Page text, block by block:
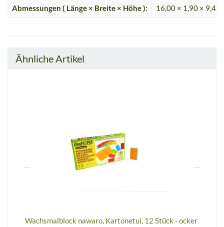
Abmessungen ( Länge × Breite × Höhe ): 16,00 × 1,90 × 9,40
Ähnliche Artikel
Wachsmalblock nawaro, Kartonetui, 12 Stück - ocker